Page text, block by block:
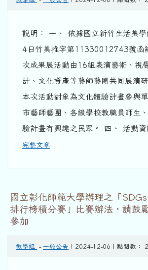
說明： 一、 依據國立新竹生活美
4日竹美推字第11330012743號函
次成果展活動由16組表演藝術、視
計、文化資產等藝師藝團共同展演
本次活動對象為文化體驗計畫參與
市藝師藝團、各級學校教職員師生
驗計畫有興趣之民眾。 四、 活動
完整文章
國立彰化師範大學辦理之「
排行榜積分賽」比賽辦法，請鼓
參加
教學組 - 一般公告 | 2024-12-06 | 點閱數：